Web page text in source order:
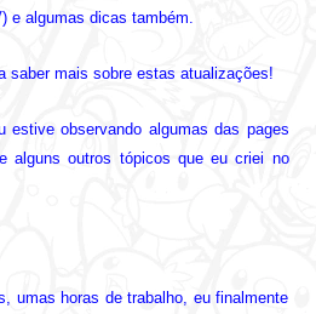
e algumas dicas também.
saber mais sobre estas atualizações!
observando algumas das pages
alguns outros tópicos que eu criei no
umas horas de trabalho, eu finalmente